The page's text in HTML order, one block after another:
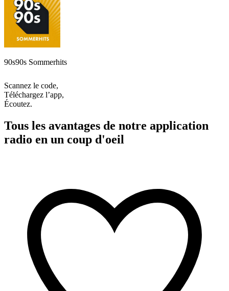
90s90s Sommerhits
Scannez le code,
Téléchargez l’app,
Écoutez.
Tous les avantages de notre application
radio en un coup d'oeil